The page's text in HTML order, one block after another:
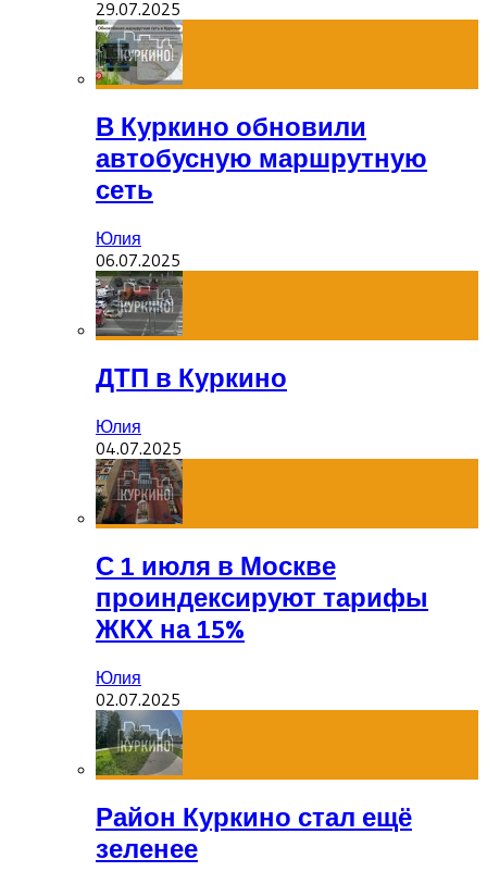
29.07.2025
В Куркино обновили
автобусную маршрутную
сеть
Юлия
06.07.2025
ДТП в Куркино
Юлия
04.07.2025
С 1 июля в Москве
проиндексируют тарифы
ЖКХ на 15%
Юлия
02.07.2025
Район Куркино стал ещё
зеленее